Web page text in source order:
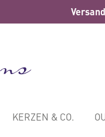
KERZEN & CO.